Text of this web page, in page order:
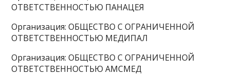
ОТВЕТСТВЕННОСТЬЮ ПАНАЦЕЯ
Организация: ОБЩЕСТВО С ОГРАНИЧЕННОЙ
ОТВЕТСТВЕННОСТЬЮ МЕДИПАЛ
Организация: ОБЩЕСТВО С ОГРАНИЧЕННОЙ
ОТВЕТСТВЕННОСТЬЮ АМСМЕД